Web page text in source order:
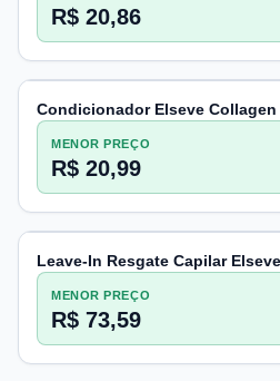
R$ 20,86
Condicionador Elseve Collagen
MENOR PREÇO
R$ 20,99
Leave-In Resgate Capilar
MENOR PREÇO
R$ 73,59